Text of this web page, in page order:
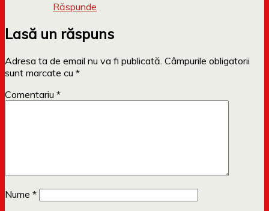
Răspunde
Lasă un răspuns
Adresa ta de email nu va fi publicată. Câmpurile obligatorii
sunt marcate cu *
Comentariu *
Nume *